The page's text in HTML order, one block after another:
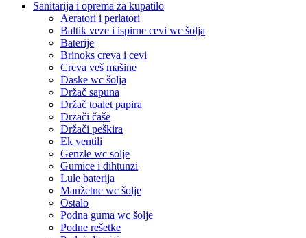
Sanitarija i oprema za kupatilo
Aeratori i perlatori
Baltik veze i ispirne cevi wc šolja
Baterije
Brinoks creva i cevi
Creva veš mašine
Daske wc šolja
Držač sapuna
Držač toalet papira
Drzači čaše
Držači peškira
Ek ventili
Genzle wc solje
Gumice i dihtunzi
Lule baterija
Manžetne wc šolje
Ostalo
Podna guma wc šolje
Podne rešetke